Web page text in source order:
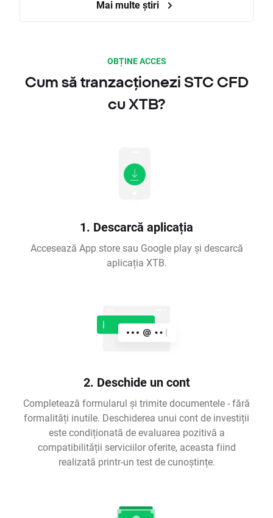
Mai multe știri
OBȚINE ACCES
Cum să tranzacționezi STC CFD
cu XTB?
1. Descarcă aplicația
Accesează App store sau Google play și descarcă
aplicația XTB.
2. Deschide un cont
Completează formularul și trimite documentele - fără
formalități inutile. Deschiderea unui cont de investiții
este condiționată de evaluarea pozitivă a
compatibilității serviciilor oferite, aceasta fiind
realizată printr-un test de cunoștințe.